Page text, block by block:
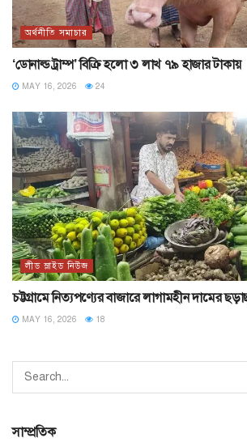
অর্থনীতি সমাচার
‘ডোনাল্ড ট্রাম্প’ বিক্রি হলো ৩ লাখ ৭৯ হাজার টাকায়
MAY 16, 2026 24
লীড স্লাইড নিউজ
চট্টগ্রামে নিত্যপণ্যের বাজারে লাগামহীন দামের
MAY 16, 2026 18
সাম্প্রতিক